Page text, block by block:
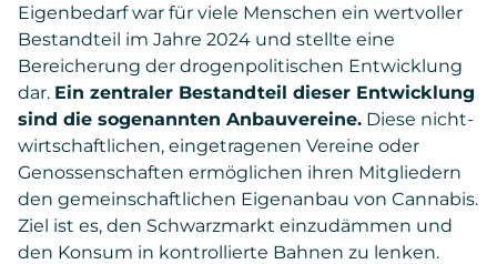
Eigenbedarf war für viele Menschen ein wertvoller
Bestandteil im Jahre 2024 und stellte eine
Bereicherung der drogenpolitischen Entwicklung
dar. Ein zentraler Bestandteil dieser Entwicklung
sind die sogenannten Anbauvereine. Diese nicht-
wirtschaftlichen, eingetragenen Vereine oder
Genossenschaften ermöglichen ihren Mitgliedern
den gemeinschaftlichen Eigenanbau von Cannabis.
Ziel ist es, den Schwarzmarkt einzudämmen und
den Konsum in kontrollierte Bahnen zu lenken.